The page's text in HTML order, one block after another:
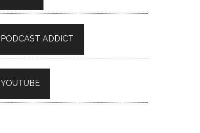
PODCAST ADDICT
YOUTUBE